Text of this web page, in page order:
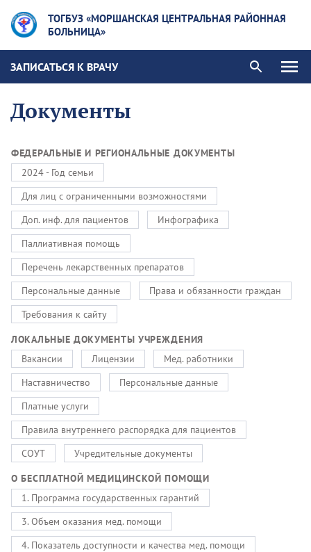
ТОГБУЗ «МОРШАНСКАЯ ЦЕНТРАЛЬНАЯ РАЙОННАЯ
БОЛЬНИЦА»
ЗАПИСАТЬСЯ К ВРАЧУ
Документы
ФЕДЕРАЛЬНЫЕ И РЕГИОНАЛЬНЫЕ ДОКУМЕНТЫ
2024 - Год семьи
Для лиц с ограниченными возможностями
Доп. инф. для пациентов
Инфографика
Паллиативная помощь
Перечень лекарственных препаратов
Персональные данные
Права и обязанности граждан
Требования к сайту
ЛОКАЛЬНЫЕ ДОКУМЕНТЫ УЧРЕЖДЕНИЯ
Вакансии
Лицензии
Мед. работники
Наставничество
Персональные данные
Платные услуги
Правила внутреннего распорядка для пациентов
СОУТ
Учредительные документы
О БЕСПЛАТНОЙ МЕДИЦИНСКОЙ ПОМОЩИ
1. Программа государственных гарантий
3. Объем оказания мед. помощи
4. Показатель доступности и качества мед. помощи